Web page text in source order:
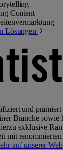
Content
Lösungen
und prämiert
Branche sowie
exklusive
mit
auf unserer